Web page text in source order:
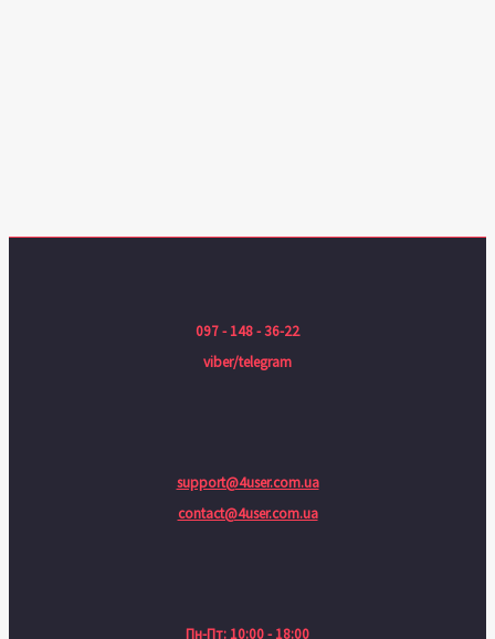
097 - 148 - 36-22
viber/telegram
support@4user.com.ua
contact@4user.com.ua
Пн-Пт: 10:00 - 18:00